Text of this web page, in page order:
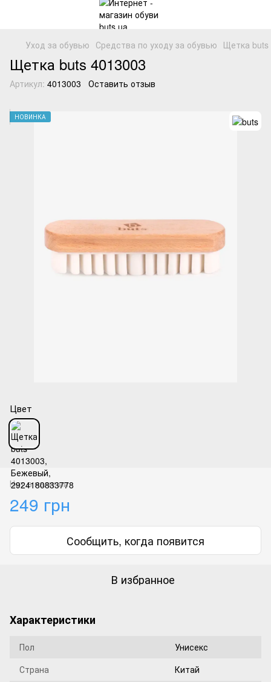
Уход за обувью Средства по уходу за обувью Щетка
Щетка buts 4013003
Артикул: 4013003 Оставить отзыв
НОВИНКА
Цвет
Нет в наличии
249 грн
Сообщить, когда появится
В избранное
Характеристики
Пол
Унисекс
Страна
Китай